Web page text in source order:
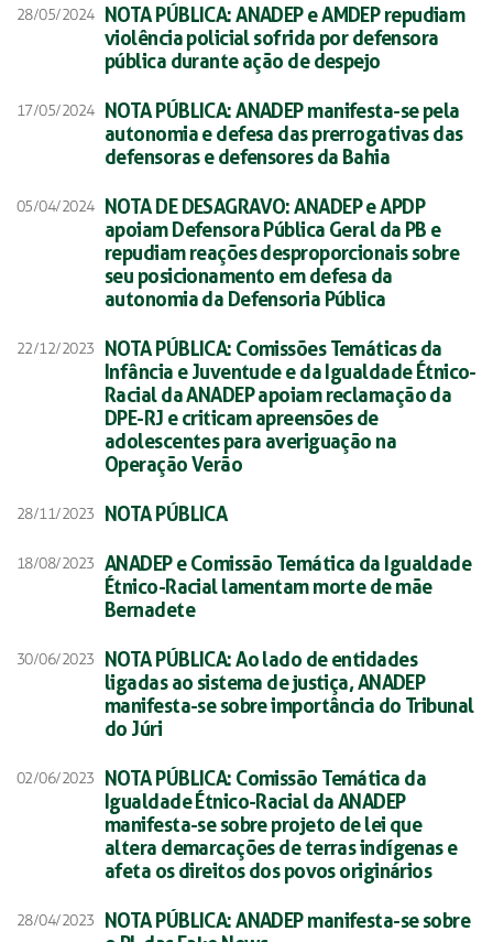
28/05/2024
NOTA PÚBLICA: ANADEP e AMDEP repudiam
violência policial sofrida por defensora
pública durante ação de despejo
17/05/2024
NOTA PÚBLICA: ANADEP manifesta-se pela
autonomia e defesa das prerrogativas das
defensoras e defensores da Bahia
05/04/2024
NOTA DE DESAGRAVO: ANADEP e APDP
apoiam Defensora Pública Geral da PB e
repudiam reações desproporcionais sobre
seu posicionamento em defesa da
autonomia da Defensoria Pública
22/12/2023
NOTA PÚBLICA: Comissões Temáticas da
Infância e Juventude e da Igualdade Étnico-
Racial da ANADEP apoiam reclamação da
DPE-RJ e criticam apreensões de
adolescentes para averiguação na
Operação Verão
28/11/2023 NOTA PÚBLICA
18/08/2023 ANADEP e Comissão Temática da Igualdade
Étnico-Racial lamentam morte de mãe
Bernadete
30/06/2023
NOTA PÚBLICA: Ao lado de entidades
ligadas ao sistema de justiça, ANADEP
manifesta-se sobre importância do Tribunal
do Júri
02/06/2023
NOTA PÚBLICA: Comissão Temática da
Igualdade Étnico-Racial da ANADEP
manifesta-se sobre projeto de lei que
altera demarcações de terras indígenas e
afeta os direitos dos povos originários
28/04/2023
NOTA PÚBLICA: ANADEP manifesta-se sobre